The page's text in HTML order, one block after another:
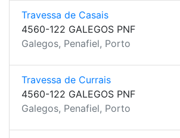
Travessa de Casais
4560-122 GALEGOS PNF
Galegos, Penafiel, Porto
Travessa de Currais
4560-122 GALEGOS PNF
Galegos, Penafiel, Porto